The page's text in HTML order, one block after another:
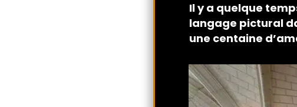
Il y a quelque
langage pictural
une centaine